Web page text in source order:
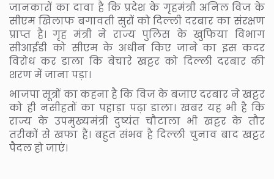
जानकारों का दावा है कि प्रदेश के गृहमंत्री अनिल विज के
सीएम खिलाफ बगावती सुरों को दिल्ली दरबार का संरक्षण
प्राप्त है। गृह मंत्री ने राज्य पुलिस के खुफिया विभाग
सीआईडी को सीएम के अधीन किए जाने का इस कदर
विरोध कर डाला कि बेचारे खट्टर को दिल्ली दरबार की
शरण में जाना पड़ा।
भाजपा सूत्रों का कहना है कि विज के बजाए दरबार ने खट्टर
को ही नसीहतों का पहाड़ा पढ़ा डाला। खबर यह भी है कि
राज्य के उपमुख्यमंत्री दुष्यंत चौटाला भी खट्टर के तौर
तरीकों से खफा हैं। बहुत संभव है दिल्ली चुनाव बाद खट्टर
पैदल हो जाएं।